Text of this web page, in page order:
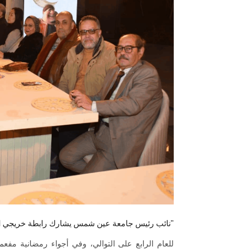
نائب رئيس جامعة عين شمس يشارك رابطة خريجي الجامعة أمسية رمضانية مميزة بعنوان "خان الزعفران"
للعام الرابع على التوالي، وفي أجواء رمضانية